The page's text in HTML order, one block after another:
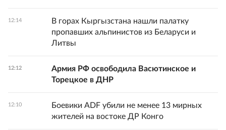
12:14
В горах Кыргызстана нашли палатку
пропавших альпинистов из Беларуси и
Литвы
12:12
Армия РФ освободила Васютинское и
Торецкое в ДНР
12:10
Боевики ADF убили не менее 13 мирных
жителей на востоке ДР Конго